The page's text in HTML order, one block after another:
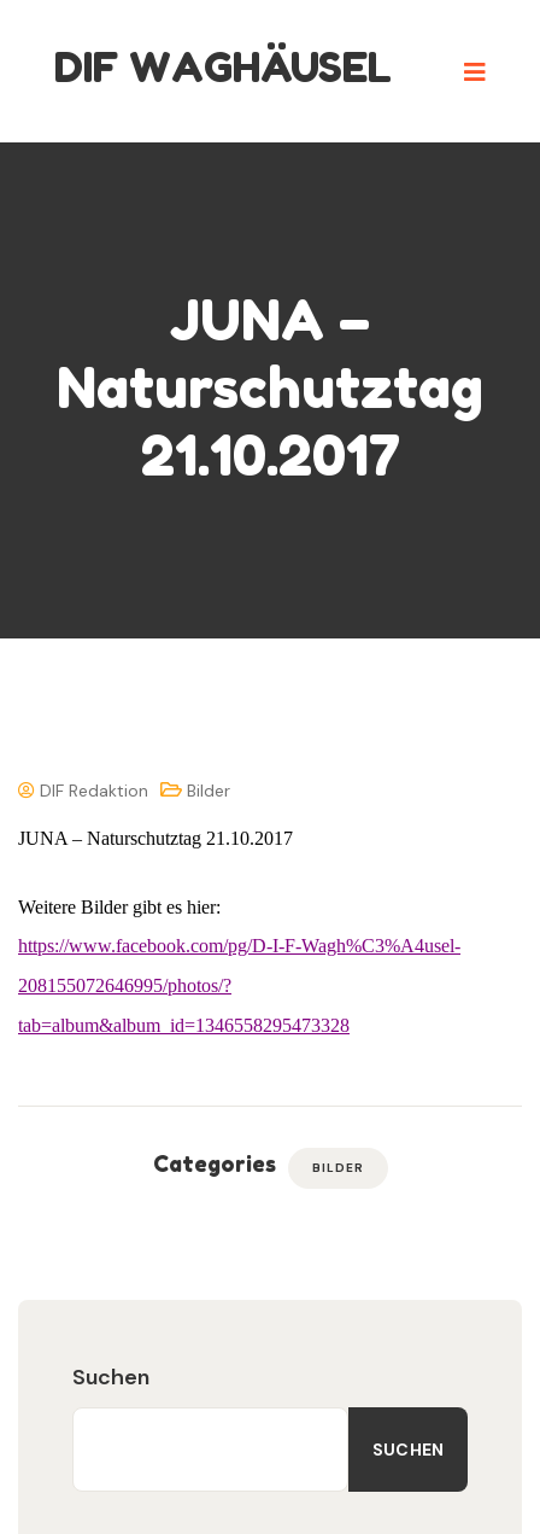
DIF WAGHÄUSEL
JUNA –
Naturschutztag
21.10.2017
DIF Redaktion Bilder
JUNA – Naturschutztag 21.10.2017
Weitere Bilder gibt es hier:
https://www.facebook.com/pg/D-I-F-Wagh%C3%A4usel-
208155072646995/photos/?
tab=album&album_id=1346558295473328
Categories BILDER
Suchen
SUCHEN